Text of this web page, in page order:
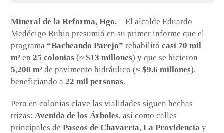
Mineral de la Reforma, Hgo.—El alcalde Eduardo
Medécigo Rubio presumió en su primer informe que el
programa “Bacheando Parejo” rehabilitócasi 70 mil
m² en25 colonias (≈$13 millones) y que se hicieron
5,200 m² de pavimento hidráulico (≈$9.6 millones),
beneficiando a22 mil personas.
Pero en colonias clave las vialidades siguen hechas
trizas: Avenida de los Árboles, así como calles
principales dePaseos de Chavarría,La Providencia y